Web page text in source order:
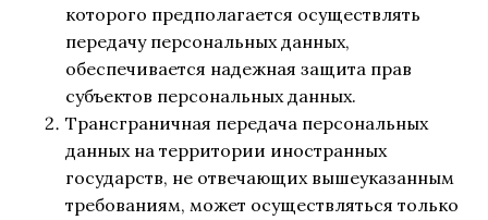
которого предполагается осуществлять
передачу персональных данных,
обеспечивается надежная защита прав
субъектов персональных данных.
Трансграничная передача персональных
данных на территории иностранных
государств, не отвечающих вышеуказанным
требованиям, может осуществляться только